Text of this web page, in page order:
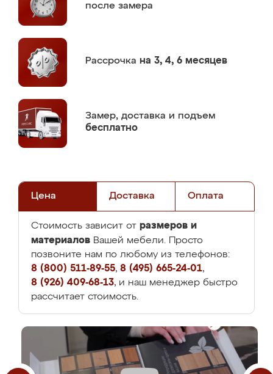
после замера
Рассрочка на 3, 4, 6 месяцев
Замер, доставка и подъем
бесплатно
Цена Доставка Оплата
Стоимость зависит от размеров и
материалов Вашей мебели. Просто
позвоните нам по любому из телефонов:
8 (800) 511-89-55, 8 (495) 665-24-01,
8 (926) 409-68-13, и наш менеджер быстро
рассчитает стоимость.